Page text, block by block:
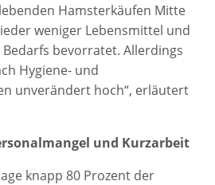
Hamsterkäufen Mitte
weniger Lebensmittel und
bevorratet. Allerdings
Hygiene- und
unverändert hoch“, erläutert
und Kurzarbeit
knapp 80 Prozent der